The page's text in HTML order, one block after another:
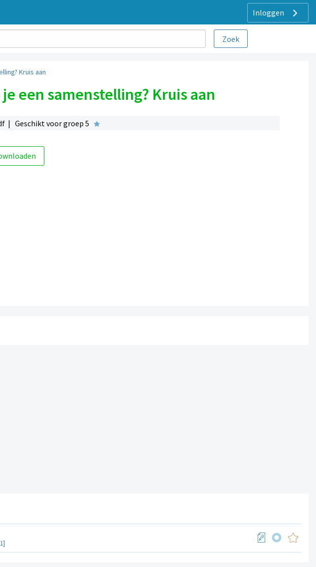
Inloggen
Kruis aan
een samenstelling? Kruis aan
| Geschikt voor groep 5